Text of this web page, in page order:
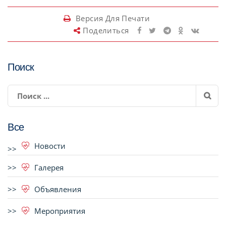
Версия Для Печати
Поделиться
Поиск
Все
Новости
Галерея
Объявления
Мероприятия